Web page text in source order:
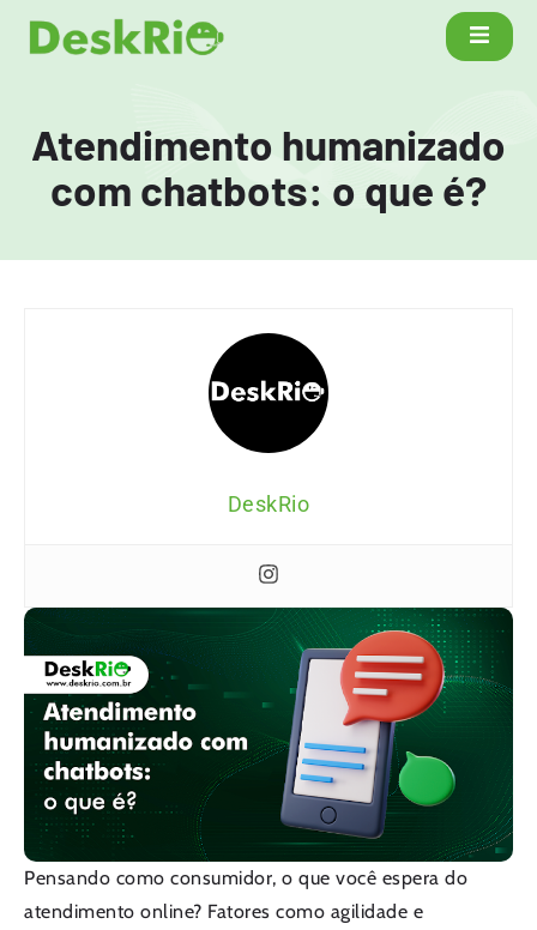
Atendimento humanizado
com chatbots: o que é?
Pensando como consumidor, o que você espera do
atendimento online? Fatores como agilidade e
DeskRio